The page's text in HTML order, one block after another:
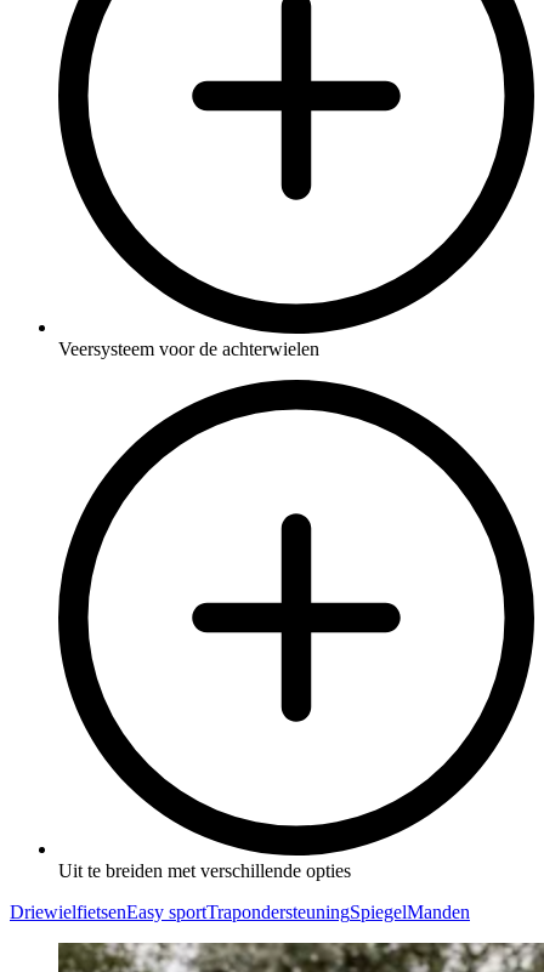
Veersysteem voor de achterwielen
Uit te breiden met verschillende opties
DriewielfietsenEasy sportTrapondersteuningSpiegelManden